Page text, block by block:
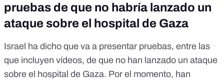
pruebas de que no habría lanzado un
ataque sobre el hospital de Gaza
Israel ha dicho que va a presentar pruebas, entre las
que incluyen vídeos, de que no han lanzado un ataque
sobre el hospital de Gaza. Por el momento, han